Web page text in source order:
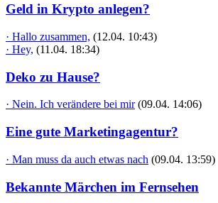
Geld in Krypto anlegen?
· Hallo zusammen, (12.04. 10:43)
· Hey, (11.04. 18:34)
Deko zu Hause?
· Nein. Ich verändere bei mir (09.04. 14:06)
Eine gute Marketingagentur?
· Man muss da auch etwas nach (09.04. 13:59)
Bekannte Märchen im Fernsehen